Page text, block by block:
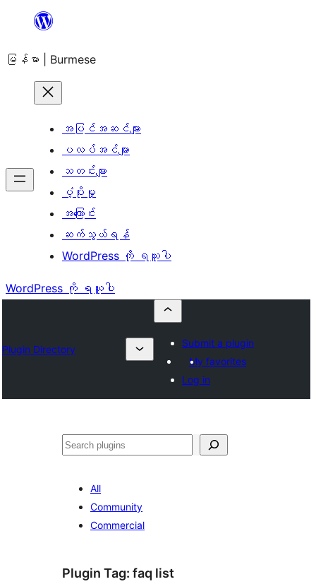
အကြောင်းအရာ
ကျော်သွား
မြန်မာ | Burmese
အပြင်အဆင်များ
ပလပ်အင်များ
သတင်းများ
ပံ့ပိုးမှု
အကြောင်း
ဆက်သွယ်ရန်
WordPress ကို ရယူပါ
WordPress ကို ရယူပါ
Plugin Directory
Submit a plugin
My favorites
Log in
ရှာ
All
Community
Commercial
Plugin Tag: faq list